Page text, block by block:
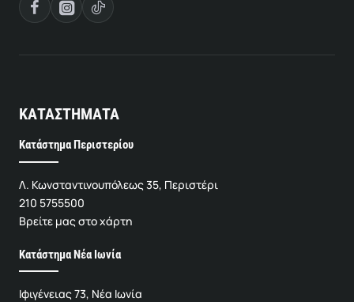
ΚΑΤΑΣΤΗΜΑΤΑ
Κατάστημα Περιστερίου
Λ. Κωνσταντινουπόλεως 35, Περιστέρι
210 5755500
Βρείτε μας στο χάρτη
Κατάστημα Νέα Ιωνία
Ιφιγένειας 73, Νέα Ιωνία